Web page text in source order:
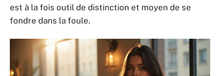
est à la fois outil de distinction et moyen de se
fondre dans la foule.